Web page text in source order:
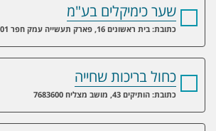
שער כימיקלים בע"מ
כתובת: בית ראשונים 16, פארק תעשייה עמק חפר 3877701
כחול בריכות שחייה
כתובת: הותיקים 43, מושב מצליח 7683600